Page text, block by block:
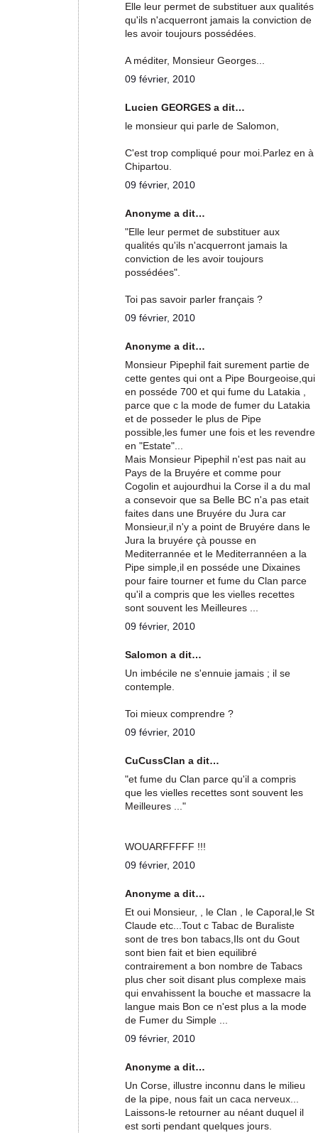
Elle leur permet de substituer aux qualités
qu'ils n'acquerront jamais la conviction de
les avoir toujours possédées.
A méditer, Monsieur Georges...
09 février, 2010
Lucien GEORGES a dit…
le monsieur qui parle de Salomon,
C'est trop compliqué pour moi.Parlez en à
Chipartou.
09 février, 2010
Anonyme a dit…
"Elle leur permet de substituer aux
qualités qu'ils n'acquerront jamais la
conviction de les avoir toujours
possédées".
Toi pas savoir parler français ?
09 février, 2010
Anonyme a dit…
Monsieur Pipephil fait surement partie de
cette gentes qui ont a Pipe Bourgeoise,qui
en posséde 700 et qui fume du Latakia ,
parce que c la mode de fumer du Latakia
et de posseder le plus de Pipe
possible,les fumer une fois et les revendre
en "Estate"...
Mais Monsieur Pipephil n'est pas nait au
Pays de la Bruyére et comme pour
Cogolin et aujourdhui la Corse il a du mal
a consevoir que sa Belle BC n'a pas etait
faites dans une Bruyére du Jura car
Monsieur,il n'y a point de Bruyére dans le
Jura la bruyére çà pousse en
Mediterrannée et le Mediterrannéen a la
Pipe simple,il en posséde une Dixaines
pour faire tourner et fume du Clan parce
qu'il a compris que les vielles recettes
sont souvent les Meilleures ...
09 février, 2010
Salomon a dit…
Un imbécile ne s'ennuie jamais ; il se
contemple.
Toi mieux comprendre ?
09 février, 2010
CuCussClan a dit…
"et fume du Clan parce qu'il a compris
que les vielles recettes sont souvent les
Meilleures ..."
WOUARFFFFF !!!
09 février, 2010
Anonyme a dit…
Et oui Monsieur, , le Clan , le Caporal,le St
Claude etc...Tout c Tabac de Buraliste
sont de tres bon tabacs,Ils ont du Gout
sont bien fait et bien equilibré
contrairement a bon nombre de Tabacs
plus cher soit disant plus complexe mais
qui envahissent la bouche et massacre la
langue mais Bon ce n'est plus a la mode
de Fumer du Simple ...
09 février, 2010
Anonyme a dit…
Un Corse, illustre inconnu dans le milieu
de la pipe, nous fait un caca nerveux...
Laissons-le retourner au néant duquel il
est sorti pendant quelques jours.